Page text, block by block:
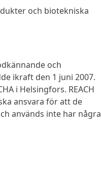
och biotekniska
och
ikraft den 1 juni 2007.
i Helsingfors. REACH
ansvara för att de
används inte har några